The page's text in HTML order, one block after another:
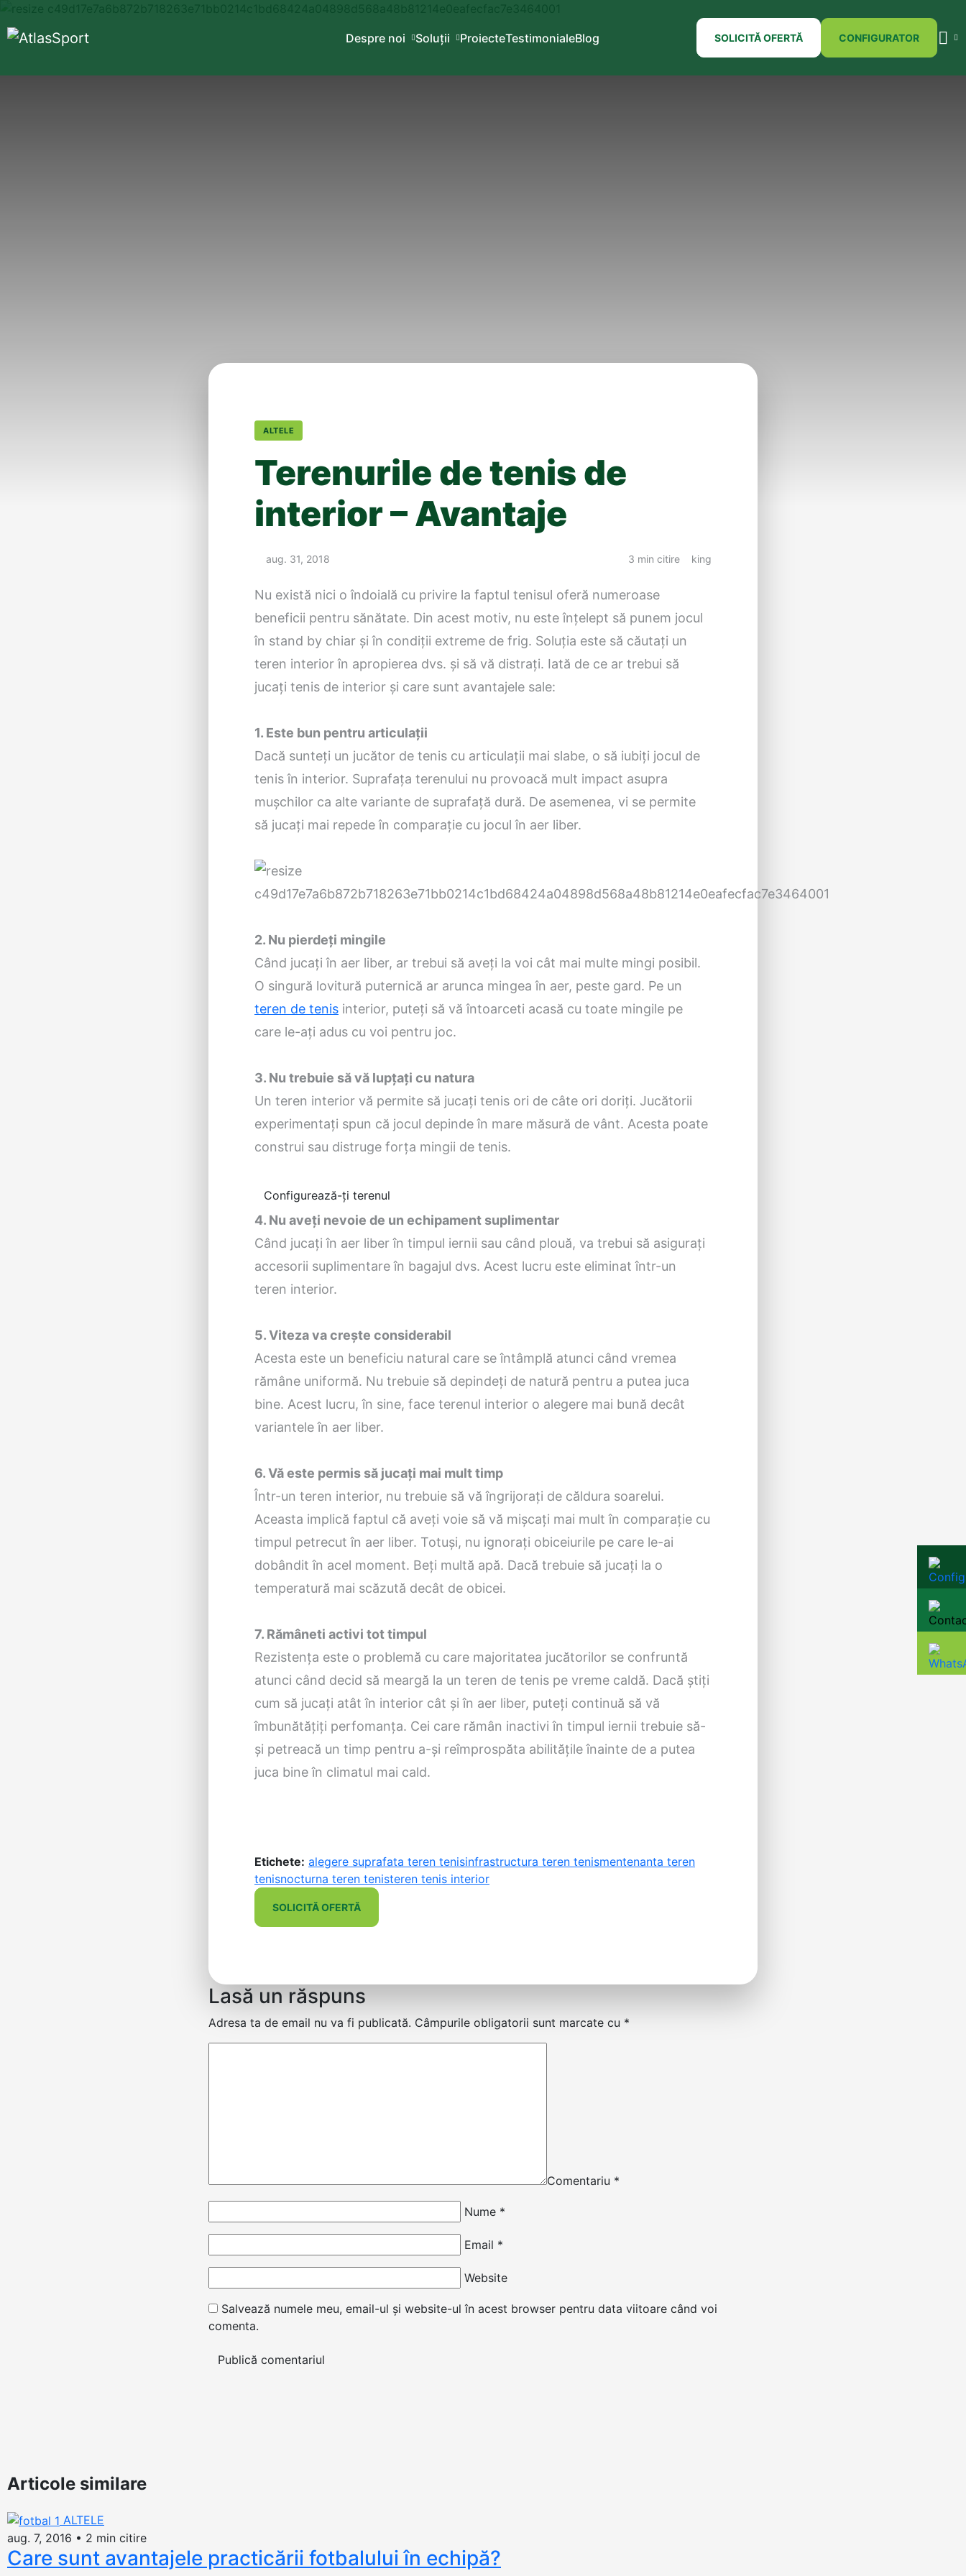
Despre noi Soluții ProiecteTestimonialeBlog SOLICITĂ OFERTĂ CONFIGURATOR
ALTELE
Terenurile de tenis de
interior – Avantaje
aug. 31, 2018 3 min citire king
Nu există nici o îndoială cu privire la faptul tenisul oferă numeroase
beneficii pentru sănătate. Din acest motiv, nu este înțelept să punem jocul
în stand by chiar și în condiții extreme de frig. Soluția este să căutați un
teren interior în apropierea dvs. și să vă distrați. Iată de ce ar trebui să
jucați tenis de interior și care sunt avantajele sale:
1. Este bun pentru articulații
Dacă sunteți un jucător de tenis cu articulații mai slabe, o să iubiți jocul de
tenis în interior. Suprafața terenului nu provoacă mult impact asupra
mușchilor ca alte variante de suprafață dură. De asemenea, vi se permite
să jucați mai repede în comparație cu jocul în aer liber.
2. Nu pierdeți mingile
Când jucați în aer liber, ar trebui să aveți la voi cât mai multe mingi posibil.
O singură lovitură puternică ar arunca mingea în aer, peste gard. Pe un
teren de tenis interior, puteți să vă întoarceti acasă cu toate mingile pe
care le-ați adus cu voi pentru joc.
3. Nu trebuie să vă lupțați cu natura
Un teren interior vă permite să jucați tenis ori de câte ori doriți. Jucătorii
experimentați spun că jocul depinde în mare măsură de vânt. Acesta poate
construi sau distruge forța mingii de tenis.
Configurează-ți terenul
4. Nu aveți nevoie de un echipament suplimentar
Când jucați în aer liber în timpul iernii sau când plouă, va trebui să asigurați
accesorii suplimentare în bagajul dvs. Acest lucru este eliminat într-un
teren interior.
5. Viteza va crește considerabil
Acesta este un beneficiu natural care se întâmplă atunci când vremea
rămâne uniformă. Nu trebuie să depindeți de natură pentru a putea juca
bine. Acest lucru, în sine, face terenul interior o alegere mai bună decât
variantele în aer liber.
6. Vă este permis să jucați mai mult timp
Într-un teren interior, nu trebuie să vă îngrijorați de căldura soarelui.
Aceasta implică faptul că aveți voie să vă mișcați mai mult în comparație cu
timpul petrecut în aer liber. Totuși, nu ignorați obiceiurile pe care le-ai
dobândit în acel moment. Beți multă apă. Dacă trebuie să jucați la o
temperatură mai scăzută decât de obicei.
7. Rămâneti activi tot timpul
Rezistența este o problemă cu care majoritatea jucătorilor se confruntă
atunci când decid să meargă la un teren de tenis pe vreme caldă. Dacă știți
cum să jucați atât în interior cât și în aer liber, puteți continuă să vă
îmbunătățiți perfomanța. Cei care rămân inactivi în timpul iernii trebuie să-
și petreacă un timp pentru a-și reîmprospăta abilitățile înainte de a putea
juca bine în climatul mai cald.
Etichete: alegere suprafata teren tenisinfrastructura teren tenismentenanta teren
tenisnocturna teren tenisteren tenis interior
SOLICITĂ OFERTĂ
Lasă un răspuns
Adresa ta de email nu va fi publicată. Câmpurile obligatorii sunt marcate cu *
Comentariu *
Nume *
Email *
Website
Salvează numele meu, email-ul și website-ul în acest browser pentru data viitoare când voi
comenta.
Articole similare
ALTELE
aug. 7, 2016 • 2 min citire
Care sunt avantajele practicării fotbalului în echipă?